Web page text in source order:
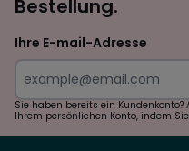
Bestellung.
Ihre E-mail-Adresse
Sie haben bereits ein
Ihrem persönlichen Konto, indem Sie